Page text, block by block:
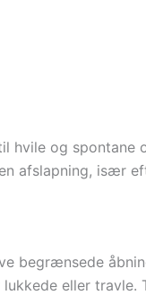
og spontane
afslapning, især
begrænsede
eller travle.